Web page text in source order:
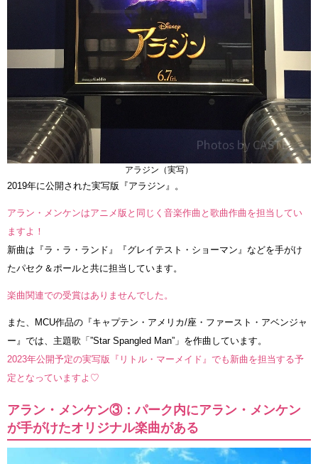
アラジン（実写）
2019年に公開された実写版『アラジン』。
アラン・メンケンはアニメ版と同じく音楽作曲と歌曲作曲を担当してい
ますよ！
新曲は『ラ・ラ・ランド』『グレイテスト・ショーマン』などを手がけ
たパセク＆ポールと共に担当しています。
楽曲関連での受賞はありませんでした。
また、MCU作品の『キャプテン・アメリカ/座・ファースト・アベンジャ
ー』では、主題歌「”Star Spangled Man”」を作曲しています。
2023年公開予定の実写版『リトル・マーメイド』でも新曲を担当する予
定となっていますよ♡
アラン・メンケン③：パーク内にアラン・メンケン
が手がけたオリジナル楽曲がある